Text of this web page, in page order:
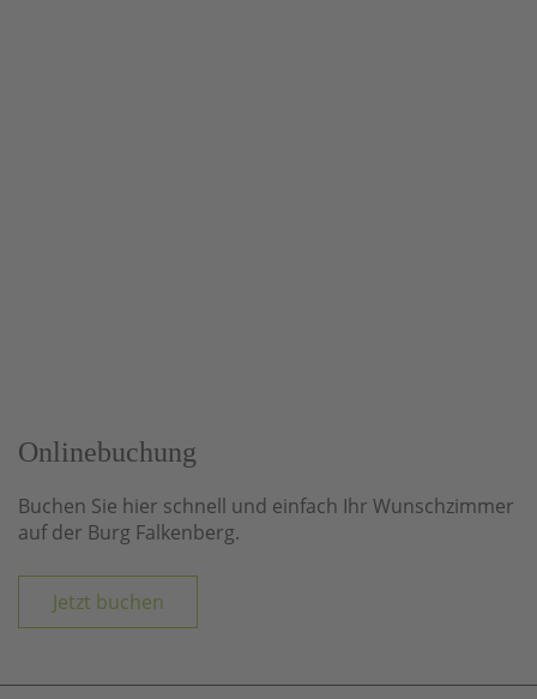
Onlinebuchung
Buchen Sie hier schnell und einfach Ihr Wunschzimmer
auf der Burg Falkenberg.
Jetzt buchen